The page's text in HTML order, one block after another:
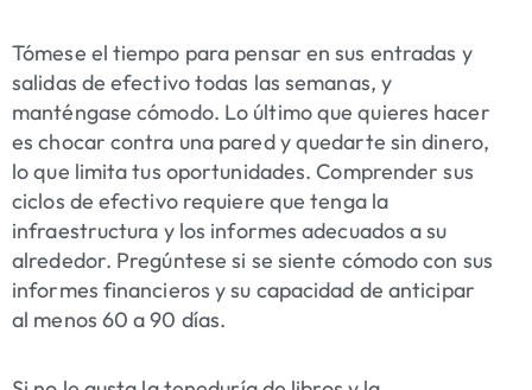
Tómese el tiempo para pensar en sus entradas y
salidas de efectivo todas las semanas, y
manténgase cómodo. Lo último que quieres hacer
es chocar contra una pared y quedarte sin dinero,
lo que limita tus oportunidades. Comprender sus
ciclos de efectivo requiere que tenga la
infraestructura y los informes adecuados a su
alrededor. Pregúntese si se siente cómodo con sus
informes financieros y su capacidad de anticipar
al menos 60 a 90 días.